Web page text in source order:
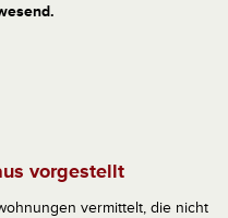
vorgestellt
vermittelt, die nicht